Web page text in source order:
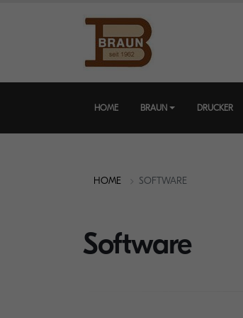
HOME BRAUN DRUCKER
HOME SOFTWARE
Software